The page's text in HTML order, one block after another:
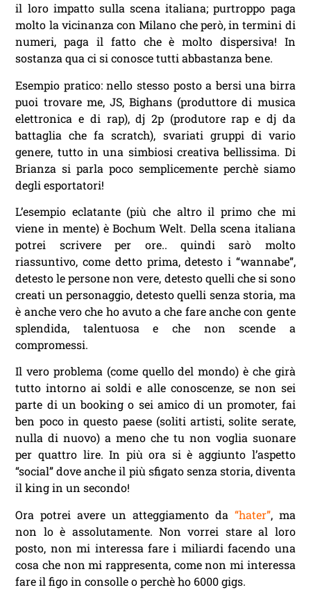
il loro impatto sulla scena italiana; purtroppo paga
molto la vicinanza con Milano che però, in termini di
numeri, paga il fatto che è molto dispersiva! In
sostanza qua ci si conosce tutti abbastanza bene.
Esempio pratico: nello stesso posto a bersi una birra
puoi trovare me, JS, Bighans (produttore di musica
elettronica e di rap), dj 2p (produtore rap e dj da
battaglia che fa scratch), svariati gruppi di vario
genere, tutto in una simbiosi creativa bellissima. Di
Brianza si parla poco semplicemente perchè siamo
degli esportatori!
L’esempio eclatante (più che altro il primo che mi
viene in mente) è Bochum Welt. Della scena italiana
potrei scrivere per ore.. quindi sarò molto
riassuntivo, come detto prima, detesto i “wannabe”,
detesto le persone non vere, detesto quelli che si sono
creati un personaggio, detesto quelli senza storia, ma
è anche vero che ho avuto a che fare anche con gente
splendida, talentuosa e che non scende a
compromessi.
Il vero problema (come quello del mondo) è che girà
tutto intorno ai soldi e alle conoscenze, se non sei
parte di un booking o sei amico di un promoter, fai
ben poco in questo paese (soliti artisti, solite serate,
nulla di nuovo) a meno che tu non voglia suonare
per quattro lire. In più ora si è aggiunto l’aspetto
“social” dove anche il più sfigato senza storia, diventa
il king in un secondo!
Ora potrei avere un atteggiamento da “hater”, ma
non lo è assolutamente. Non vorrei stare al loro
posto, non mi interessa fare i miliardi facendo una
cosa che non mi rappresenta, come non mi interessa
fare il figo in consolle o perchè ho 6000 gigs.